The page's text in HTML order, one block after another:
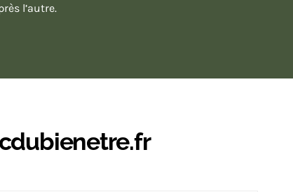
l’autre.